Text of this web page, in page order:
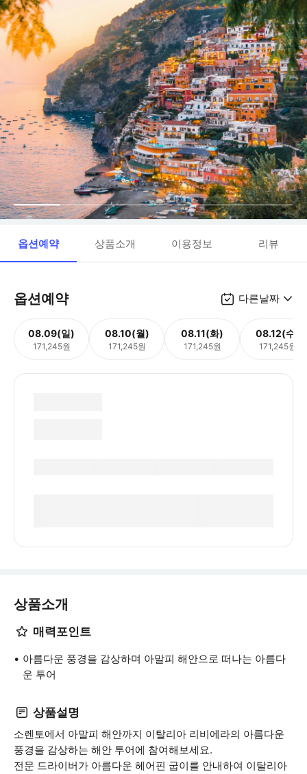
옵션예약 상품소개 이용정보 리뷰
옵션예약 다른날짜
08.09(일)
171,245원
08.10(월)
171,245원
08.11(화)
171,245원
08.12(수)
171,245원
상품소개
매력포인트
아름다운 풍경을 감상하며 아말피 해안으로 떠나는 아름다
운 투어
상품설명
소렌토에서 아말피 해안까지 이탈리아 리비에라의 아름다운
풍경을 감상하는 해안 투어에 참여해보세요.
전문 드라이버가 아름다운 헤어핀 굽이를 안내하여 이탈리아